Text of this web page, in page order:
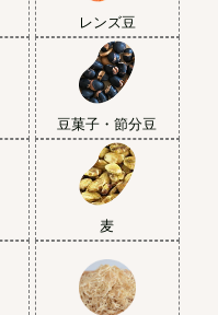
レンズ豆
豆菓子・節分豆
麦